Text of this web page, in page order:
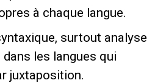
à chaque langue.
surtout analyse
les langues qui
juxtaposition.